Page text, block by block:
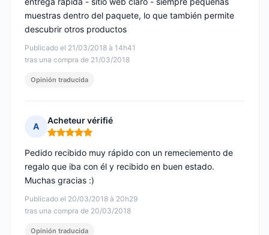
Publicado el 21/03/2018 à 14h41
tras una compra de 21/03/2018
muestras dentro del paquete, lo que también permite
descubrir otros productos
Opinión traducida
A
Acheteur vérifié
Nota: 5 de 5
Publicado el 20/03/2018 à 20h29
tras una compra de 20/03/2018
Pedido recibido muy rápido con un remeciemento de
regalo que iba con él y recibido en buen estado.
Muchas gracias :)
Opinión traducida